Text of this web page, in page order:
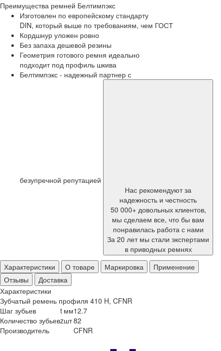
Преимущества ремней Белтимпэкс
Изготовлен по европейскому стандарту
DIN, который выше по требованиям, чем ГОСТ
Кордшнур уложен ровно
Без запаха дешевой резины
Геометрия готового ремня идеально
подходит под профиль шкива
Белтимпэкс - надежный партнер с
безупречной репутацией
Нас рекомендуют за
надежность и честность
50 000+ довольных клиентов,
мы сделаем все, что бы вам
понравилась работа с нами
За 20 лет мы стали экспертами
в приводных ремнях
Характеристики
О товаре Маркировка
Применение
Отзывы
Доставка
Характеристики
Зубчатый ремень профиля 410 H, CFNR
Шаг зубьев
t мм12.7
Количество зубьевzшт82
Производитель
CFNR